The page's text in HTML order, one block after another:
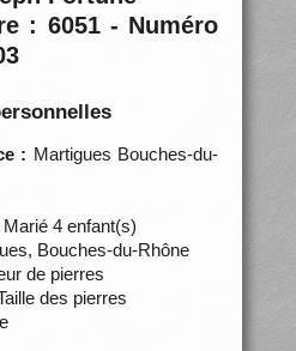
: 6051 - Numéro
: Martigues Bouches-du-
Marié 4 enfant(s)
Bouches-du-Rhône
de pierres
des pierres